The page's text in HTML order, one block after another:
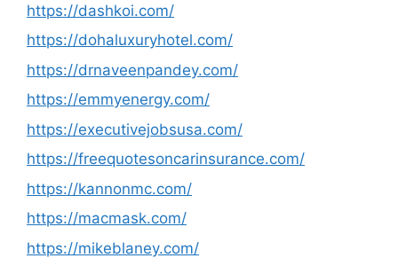
https://dashkoi.com/
https://dohaluxuryhotel.com/
https://drnaveenpandey.com/
https://emmyenergy.com/
https://executivejobsusa.com/
https://freequotesoncarinsurance.com/
https://kannonmc.com/
https://macmask.com/
https://mikeblaney.com/